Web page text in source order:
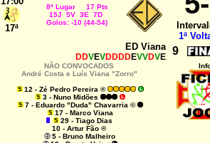
17ª
8º Lugar 17 Pts
15J 5V 3E 7D
Golos: -10 (44-54)
1ª
ED Viana
DDVEVDDDDEVVDVE 9
NÃO CONVOCADOS
André Costa e Luís Viana "Zorro"
12 - Zé Pedro Pereira ®
3 - Nuno Midões
7 - Eduardo "Duda" Chavarria ©
17 - Marco Viana
29 - Tiago Dias
10 - Artur Fão ®
5 - Bruno Malheiro